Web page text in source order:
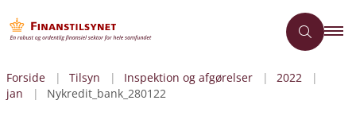
Forside Tilsyn Inspektion og afgørelser
2022
jan
Nykredit_bank_280122